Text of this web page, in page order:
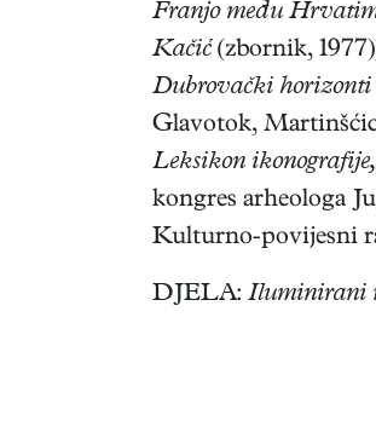
Franjo među
Kačić(zbornik,
Dubrovački horizonti
Glavotok,
Leksikon
kongres arheologa
Kulturno-povijesni
DJELA: Iluminirani